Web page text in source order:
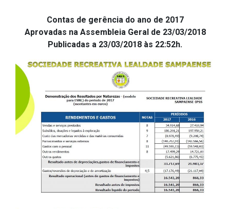
Contas de gerência do ano de 2017
Aprovadas na Assembleia Geral de 23/03/2018
Publicadas a 23/03/2018 às 22:52h.